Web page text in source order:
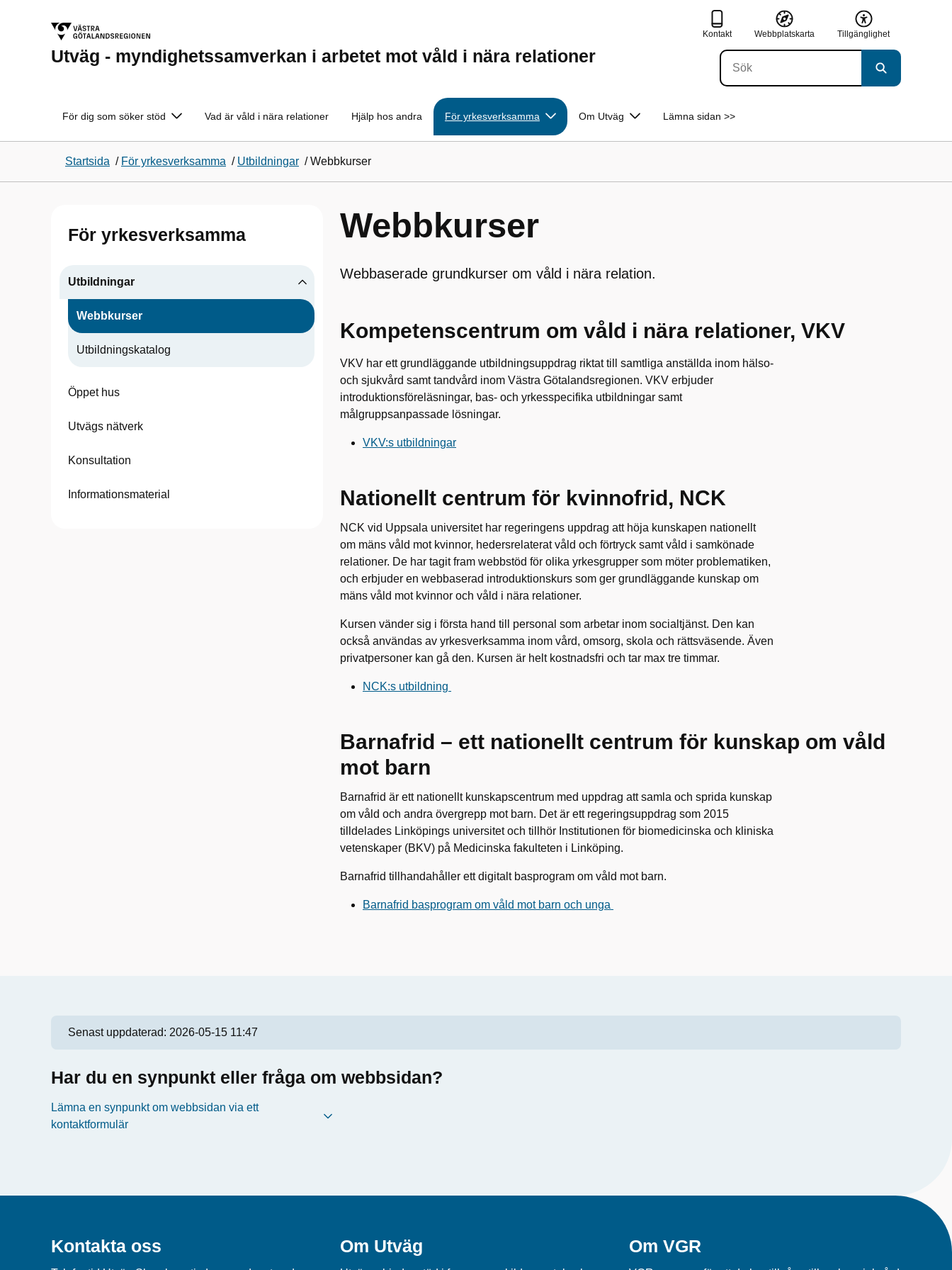
Utväg - myndighetssamverkan i arbetet mot våld i nära relationer
Kontakt Webbplatskarta Tillgänglighet
För dig som söker stöd Vad är våld i nära relationer Hjälp hos andra För yrkesverksamma Om Utväg Lämna sidan >>
Startsida / För yrkesverksamma / Utbildningar /Webbkurser
För yrkesverksamma
Utbildningar
Webbkurser
Utbildningskatalog
Öppet hus
Utvägs nätverk
Konsultation
Informationsmaterial
Webbkurser
Webbaserade grundkurser om våld i nära relation.
Kompetenscentrum om våld i nära relationer, VKV
VKV har ett grundläggande utbildningsuppdrag riktat till samtliga anställda inom hälso-
och sjukvård samt tandvård inom Västra Götalandsregionen. VKV erbjuder
introduktionsföreläsningar, bas- och yrkesspecifika utbildningar samt
målgruppsanpassade lösningar.
VKV:s utbildningar
Nationellt centrum för kvinnofrid, NCK
NCK vid Uppsala universitet har regeringens uppdrag att höja kunskapen nationellt
om mäns våld mot kvinnor, hedersrelaterat våld och förtryck samt våld i samkönade
relationer. De har tagit fram webbstöd för olika yrkesgrupper som möter problematiken,
och erbjuder en webbaserad introduktionskurs som ger grundläggande kunskap om
mäns våld mot kvinnor och våld i nära relationer.
Kursen vänder sig i första hand till personal som arbetar inom socialtjänst. Den kan
också användas av yrkesverksamma inom vård, omsorg, skola och rättsväsende. Även
privatpersoner kan gå den. Kursen är helt kostnadsfri och tar max tre timmar.
NCK:s utbildning
Barnafrid – ett nationellt centrum för kunskap om våld
mot barn
Barnafrid är ett nationellt kunskapscentrum med uppdrag att samla och sprida kunskap
om våld och andra övergrepp mot barn. Det är ett regeringsuppdrag som 2015
tilldelades Linköpings universitet och tillhör Institutionen för biomedicinska och kliniska
vetenskaper (BKV) på Medicinska fakulteten i Linköping.
Barnafrid tillhandahåller ett digitalt basprogram om våld mot barn.
Barnafrid basprogram om våld mot barn och unga
Senast uppdaterad: 2026-05-15 11:47
Har du en synpunkt eller fråga om webbsidan?
Lämna en synpunkt om webbsidan via ett
kontaktformulär
Kontakta oss Om Utväg Om VGR